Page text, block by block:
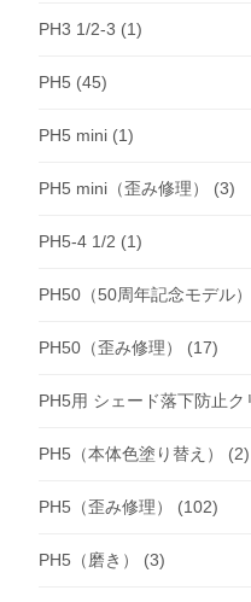
PH3 1/2-3 (1)
PH5 (45)
PH5 mini (1)
PH5 mini（歪み修理） (3)
PH5-4 1/2 (1)
PH50（50周年記念モデル）
PH50（歪み修理） (17)
PH5用 シェード落下防止ク
PH5（本体色塗り替え） (2)
PH5（歪み修理） (102)
PH5（磨き） (3)